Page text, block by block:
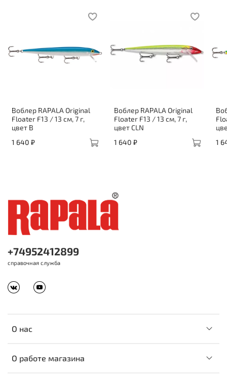
Воблер RAPALA Original
Floater F13 / 13 см, 7 г,
цвет B
1 640 ₽
Воблер RAPALA Original
Floater F13 / 13 см, 7 г,
цвет CLN
1 640 ₽
1
О нас
О работе магазина
+74952412899
справочная служба